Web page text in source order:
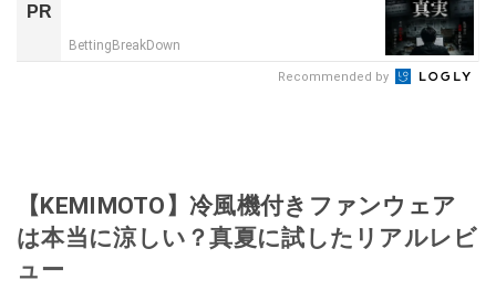
PR
BettingBreakDown
Recommended by
【KEMIMOTO】冷風機付きファンウェア
は本当に涼しい？真夏に試したリアルレビ
ュー